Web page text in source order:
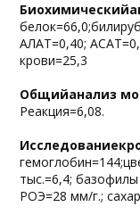
АЛАТ=0,40;
крови=25,3
Общийанализ
Реакция=6,08.
тыс.=6,4;
РОЭ=28 мм/г.;